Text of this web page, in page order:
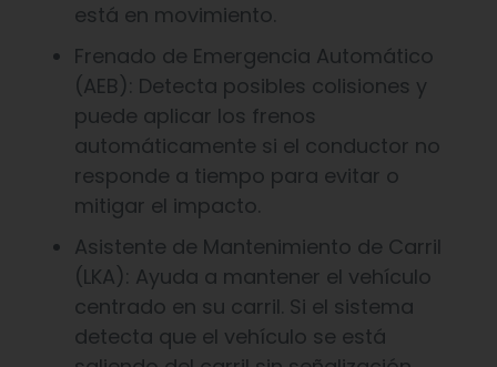
está en movimiento.
Frenado de Emergencia Automático
(AEB): Detecta posibles colisiones y
puede aplicar los frenos
automáticamente si el conductor no
responde a tiempo para evitar o
mitigar el impacto.
Asistente de Mantenimiento de Carril
(LKA): Ayuda a mantener el vehículo
centrado en su carril. Si el sistema
detecta que el vehículo se está